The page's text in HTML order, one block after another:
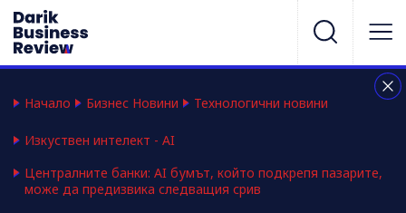
Начало Бизнес Новини Технологични новини
Изкуствен интелект - AI
Централните банки: AI бумът, който подкрепя пазарите,
може да предизвика следващия срив